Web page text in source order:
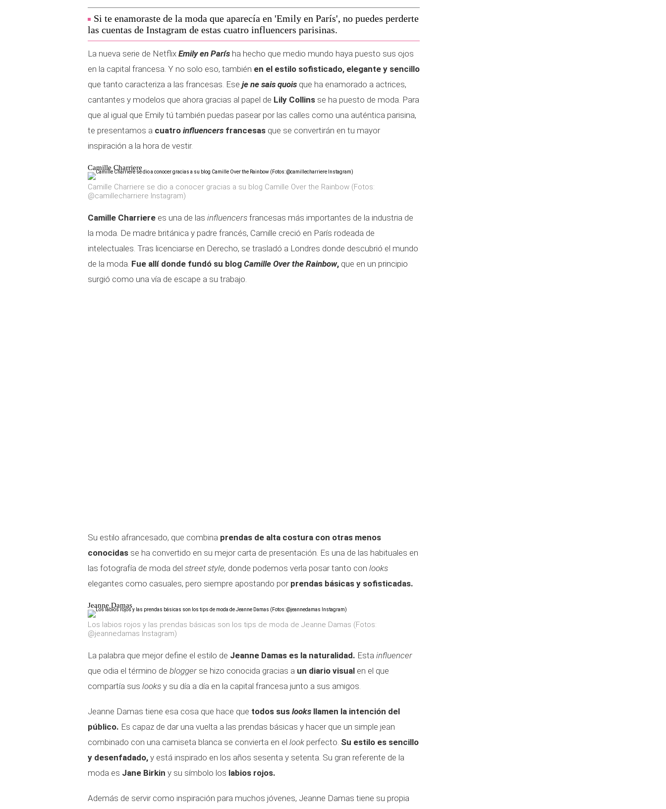
Si te enamoraste de la moda que aparecía en 'Emily en París', no puedes perderte
las cuentas de Instagram de estas cuatro influencers parisinas.
La nueva serie de Netflix Emily en París ha hecho que medio mundo haya puesto sus ojos
en la capital francesa. Y no solo eso, también en el estilo sofisticado, elegante y sencillo
que tanto caracteriza a las francesas. Ese je ne sais quois que ha enamorado a actrices,
cantantes y modelos que ahora gracias al papel de Lily Collins se ha puesto de moda. Para
que al igual que Emily tú también puedas pasear por las calles como una auténtica parisina,
te presentamos a cuatro influencers francesas que se convertirán en tu mayor
inspiración a la hora de vestir.
Camille Charriere
Camille Charriere se dio a conocer gracias a su blog Camille Over the Rainbow (Fotos:
@camillecharriere Instagram)
Camille Charriere es una de las influencers francesas más importantes de la industria de
la moda. De madre británica y padre francés, Camille creció en París rodeada de
intelectuales. Tras licenciarse en Derecho, se trasladó a Londres donde descubrió el mundo
de la moda. Fue allí donde fundó su blog Camille Over the Rainbow, que en un principio
surgió como una vía de escape a su trabajo.
Su estilo afrancesado, que combina prendas de alta costura con otras menos
conocidas se ha convertido en su mejor carta de presentación. Es una de las habituales en
las fotografía de moda del street style, donde podemos verla posar tanto con looks
elegantes como casuales, pero siempre apostando por prendas básicas y sofisticadas.
Jeanne Damas
Los labios rojos y las prendas básicas son los tips de moda de Jeanne Damas (Fotos:
@jeannedamas Instagram)
La palabra que mejor define el estilo de Jeanne Damas es la naturalidad. Esta influencer
que odia el término de blogger se hizo conocida gracias a un diario visual en el que
compartía sus looks y su día a día en la capital francesa junto a sus amigos.
Jeanne Damas tiene esa cosa que hace que todos sus looks llamen la intención del
público. Es capaz de dar una vuelta a las prendas básicas y hacer que un simple jean
combinado con una camiseta blanca se convierta en el look perfecto. Su estilo es sencillo
y desenfadado, y está inspirado en los años sesenta y setenta. Su gran referente de la
moda es Jane Birkin y su símbolo los labios rojos.
Además de servir como inspiración para muchos jóvenes, Jeanne Damas tiene su propia